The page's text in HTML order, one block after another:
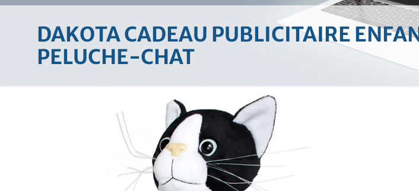
DAKOTA CADEAU PUBLICITAIRE
PELUCHE-CHAT